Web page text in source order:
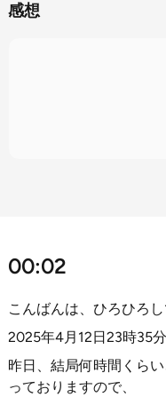
感想
00:02
こんばんは、ひろひろし
2025年4月12日23時35分
昨日、結局何時間くら
っておりますので、